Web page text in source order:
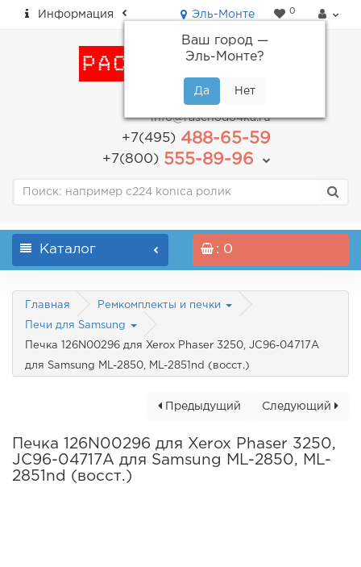
Информация Эль-Монте
Ваш город —
Эль-Монте?
0
пн-пт: с 9.00 до 18.00
info@raschodo4ka.ru
+7(495)488-65-59
+7(800)555-89-96
Каталог : 0
Главная Ремкомплекты и печки
Печи для Samsung
Печка 126N00296 для Xerox Phaser 3250, JC96-04717A
для Samsung ML-2850, ML-2851nd (восст.)
Следующий
Предыдущий
Печка 126N00296 для Xerox Phaser 3250,
JC96-04717A для Samsung ML-2850, ML-
2851nd (восст.)